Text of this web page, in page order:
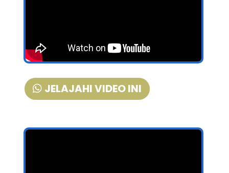
JELAJAHI VIDEO INI